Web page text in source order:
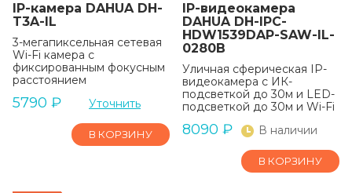
IP-камера DAHUA DH-
T3A-IL
3-мегапиксельная сетевая
Wi-Fi камера с
фиксированным фокусным
расстоянием
5790 ₽ Уточнить
В КОРЗИНУ
IP-видеокамера
DAHUA DH-IPC-
HDW1539DAP-SAW-IL-
0280B
Уличная сферическая IP-
видеокамера с ИК-
подсветкой до 30м и LED-
подсветкой до 30м и Wi-Fi
8090 ₽ В наличии
В КОРЗИНУ